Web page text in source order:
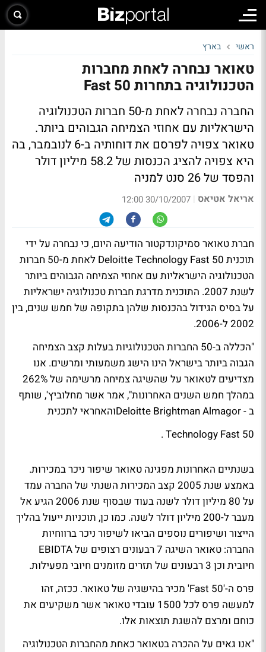
ראשי בארץ
טאואר נבחרה לאחת מחברות
הטכנולוגיה בתחרות Fast 50
החברה נבחרה לאחת מ-50 חברות הטכנולוגיה
הישראליות עם אחוזי הצמיחה הגבוהים ביותר.
טאואר צפויה לפרסם את דוחותיה ב-6 לנובמבר, בה
היא צפויה להציג הכנסות של 58.2 מיליון דולר
והפסד של 26 סנט למניה
אריאל אטיאס |
30/10/2007 12:00
חברת טאואר סמיקונדקטור הודיעה היום, כי נבחרה על ידי
תוכנית Deloitte Technology Fast 50 לאחת מ-50 חברות
הטכנולוגיה הישראליות עם אחוזי הצמיחה הגבוהים ביותר
לשנת 2007. התוכנית מדרגת חברות טכנולוגיה ישראליות
על בסיס הגידול בהכנסות שלהן בתקופה של חמש שנים, בין
2002 ל-2006.
"הכללה ב-50 החברות הטכנולוגיות בעלות קצב הצמיחה
הגבוה ביותר בישראל הינו הישג משמעותי ומרשים. אנו
מצדיעים לטאואר על שהשיגה צמיחה מרשימה של 262%
במהלך חמש השנים האחרונות", אמר אשר מחלוביץ', שותף
ב - Deloitte Brightman Almagorוהאחראי לתכנית
Technology Fast 50 .
בשנתיים האחרונות מפגינה טאואר שיפור ניכר במכירות.
באמצע שנת 2005 קצב המכירות השנתי של החברה עמד
על 80 מיליון דולר לשנה בעוד שבסוף שנת 2006 הגיע אל
מעבר ל-200 מיליון דולר לשנה. כמו כן, תוכניות ייעול בהליך
הייצור ושיפורים נוספים הביאו לשיפור ניכר ברווחיות
החברה: טאואר השיגה 7 רבעונים רצופים של EBIDTA
חיובית וכן 3 רבעונים של תזרים מזומנים חיובי מפעילות.
פרס ה-'Fast 50' מכיר בהישגיה של טאואר. ככזה, זהו
למעשה פרס לכל 1500 עובדי טאואר אשר משקיעים את
כוחם ומרצם להשגת תוצאות אלו.
"אנו גאים על ההכרה בטאואר כאחת מהחברות הטכנולוגיה